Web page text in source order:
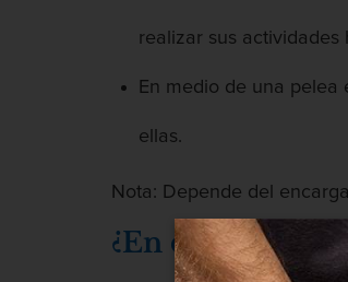
realizar sus actividades
En medio de una
ellas.
Nota: Depende del
¿En qué se